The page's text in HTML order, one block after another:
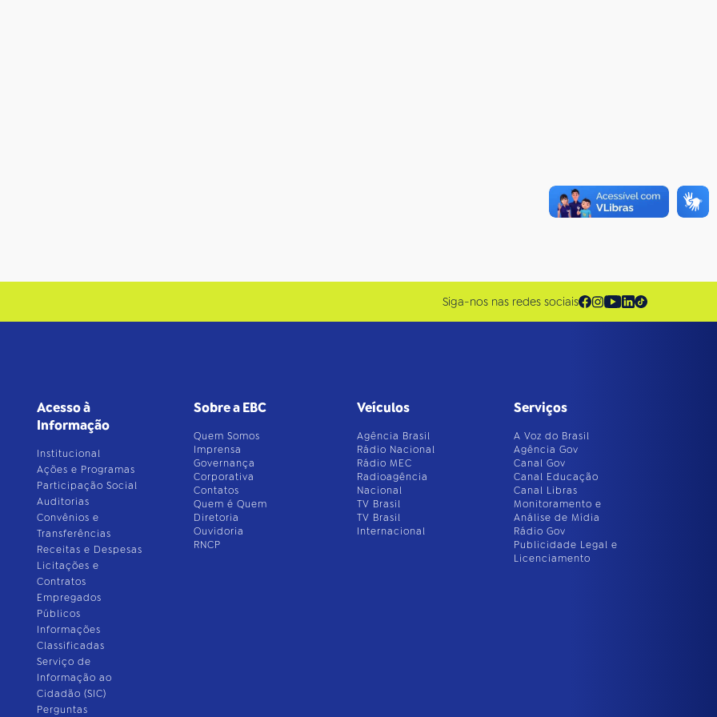
Siga-nos nas redes sociais
Acesso à
Informação
Institucional
Ações e Programas
Participação Social
Auditorias
Convênios e
Transferências
Receitas e Despesas
Licitações e
Contratos
Empregados
Públicos
Informações
Classificadas
Serviço de
Informação ao
Cidadão (SIC)
Perguntas
Sobre a EBC
Quem Somos
Imprensa
Governança
Corporativa
Contatos
Quem é Quem
Diretoria
Ouvidoria
RNCP
Veículos
Agência Brasil
Rádio Nacional
Rádio MEC
Radioagência
Nacional
TV Brasil
TV Brasil
Internacional
Serviços
A Voz do Brasil
Agência Gov
Canal Gov
Canal Educação
Canal Libras
Monitoramento e
Análise de Mídia
Rádio Gov
Publicidade Legal e
Licenciamento